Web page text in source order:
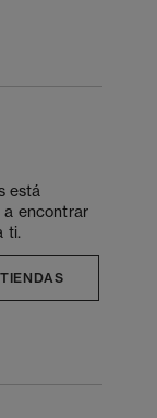
está
a encontrar
ti.